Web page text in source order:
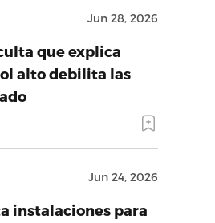
Jun 28, 2026
que explica
alto debilita las
Jun 24, 2026
instalaciones para